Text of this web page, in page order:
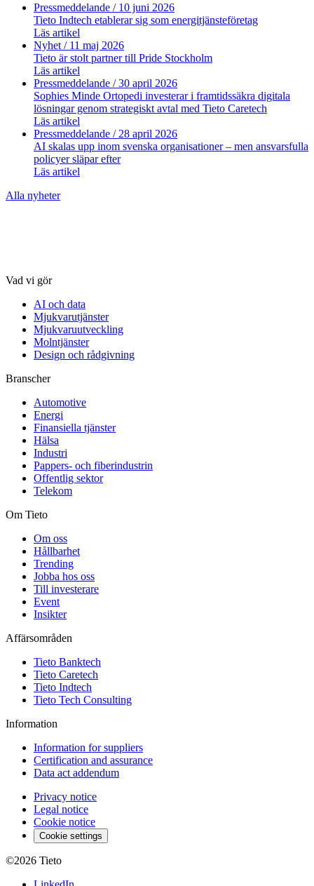
Pressmeddelande / 10 juni 2026
Tieto Indtech etablerar sig som energitjänsteföretag
Läs artikel
Nyhet / 11 maj 2026
Tieto är stolt partner till Pride Stockholm
Läs artikel
Pressmeddelande / 30 april 2026
Sophies Minde Ortopedi investerar i framtidssäkra digitala
lösningar genom strategiskt avtal med Tieto Caretech
Läs artikel
Pressmeddelande / 28 april 2026
AI skalas upp inom svenska organisationer – men ansvarsfulla
policyer släpar efter
Läs artikel
Alla nyheter
Vad vi gör
AI och data
Mjukvarutjänster
Mjukvaruutveckling
Molntjänster
Design och rådgivning
Branscher
Automotive
Energi
Finansiella tjänster
Hälsa
Industri
Pappers- och fiberindustrin
Offentlig sektor
Telekom
Om Tieto
Om oss
Hållbarhet
Trending
Jobba hos oss
Till investerare
Event
Insikter
Affärsområden
Tieto Banktech
Tieto Caretech
Tieto Indtech
Tieto Tech Consulting
Information
Information for suppliers
Certification and assurance
Data act addendum
Privacy notice
Legal notice
Cookie notice
Cookie settings
©2026 Tieto